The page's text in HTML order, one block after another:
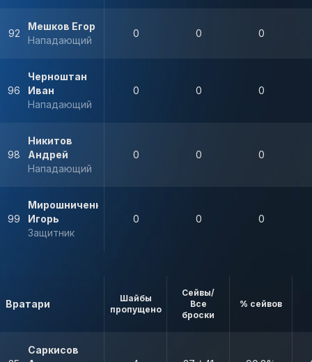
92
Мешков Егор
Нападающий
0 0 0
96
Черноштан
Иван
Нападающий
0 0 0
98
Никитов
Андрей
Нападающий
0 0 0
99
Мирошниченко
Игорь
Защитник
0 0 0
Вратари
Шайбы
пропущено
Сейвы/
Все
броски
% сейвов
Саркисов